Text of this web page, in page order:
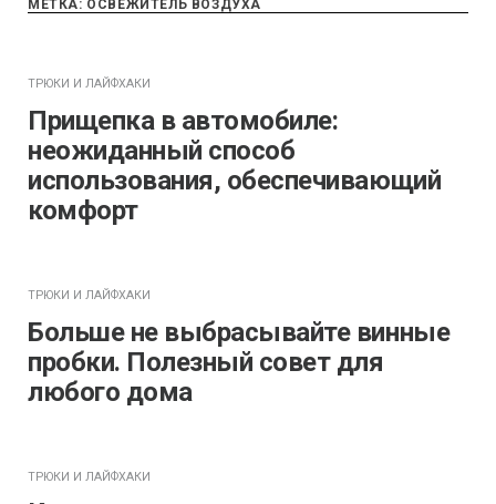
МЕТКА: ОСВЕЖИТЕЛЬ ВОЗДУХА
ТРЮКИ И ЛАЙФХАКИ
Прищепка в автомобиле:
неожиданный способ
использования, обеспечивающий
комфорт
ТРЮКИ И ЛАЙФХАКИ
Больше не выбрасывайте винные
пробки. Полезный совет для
любого дома
ТРЮКИ И ЛАЙФХАКИ